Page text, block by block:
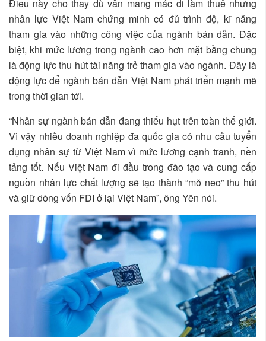
Điều này cho thấy dù vẫn mang mác đi làm thuê nhưng
nhân lực Việt Nam chứng minh có đủ trình độ, kĩ năng
tham gia vào những công việc của ngành bán dẫn. Đặc
biệt, khi mức lương trong ngành cao hơn mặt bằng chung
là động lực thu hút tài năng trẻ tham gia vào ngành. Đây là
động lực để ngành bán dẫn Việt Nam phát triển mạnh mẽ
trong thời gian tới.
“Nhân sự ngành bán dẫn đang thiếu hụt trên toàn thế giới.
Vì vậy nhiều doanh nghiệp đa quốc gia có nhu cầu tuyển
dụng nhân sự từ Việt Nam vì mức lương cạnh tranh, nền
tảng tốt. Nếu Việt Nam đi đầu trong đào tạo và cung cấp
nguồn nhân lực chất lượng sẽ tạo thành “mỏ neo” thu hút
và giữ dòng vốn FDI ở lại Việt Nam”, ông Yên nói.